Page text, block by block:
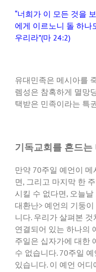
“너희가 이 모든 것을
에게 이르노니 돌 하나
우리라”(마 24:2)
유대민족은 메시아를
렘성은 참혹하게 멸망
택받은 민족이라는 특
기독교회를 흔드는
만약 70주일 예언이
면, 그리고 마지막 한
시킬 수 없다면, 오늘
대환난> 예언의 기둥
니다. 우리가 살펴본
연결되어 있는 하나의
주일은 십자가에 대한
수 없습니다. 70주일
있습니다. 이 예언 어